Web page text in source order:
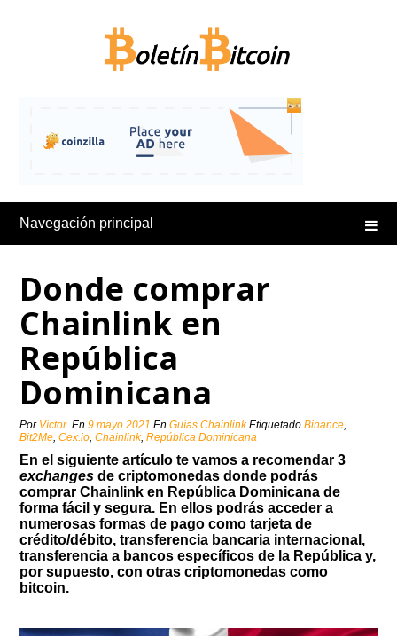
Navegación principal
Donde comprar
Chainlink en
República
Dominicana
Por Víctor En9 mayo 2021 EnGuías Chainlink EtiquetadoBinance,
Bit2Me,Cex.io,Chainlink,República Dominicana
En el siguiente artículo te vamos a recomendar 3
exchanges de criptomonedas donde podrás
comprar Chainlink en República Dominicana de
forma fácil y segura. En ellos podrás acceder a
numerosas formas de pago como tarjeta de
crédito/débito, transferencia bancaria internacional,
transferencia a bancos específicos de la República y,
por supuesto, con otras criptomonedas como
bitcoin.